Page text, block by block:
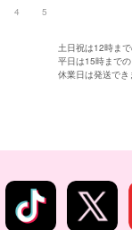
4 5
土日祝は12時まで
平日は15時までの
休業日は発送でき